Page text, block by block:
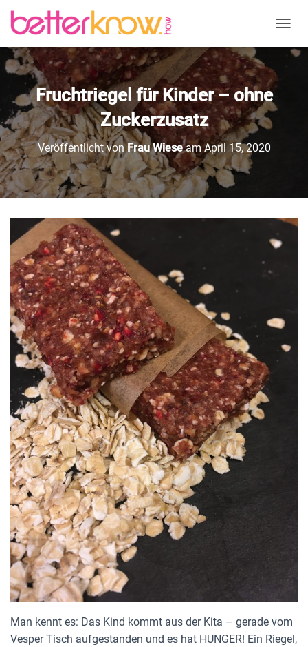
A
H
Fruchtriegel für Kinder – ohne
Zuckerzusatz
Veröffentlicht vonFrau WieseamApril 15, 2020
Man kennt es: Das Kind kommt aus der Kita – gerade vom
Vesper Tisch aufgestanden und es hat HUNGER! Ein Riegel,